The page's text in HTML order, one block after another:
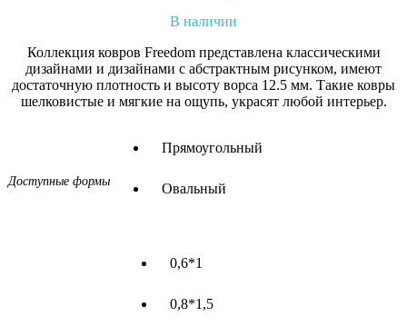
В наличии
Коллекция ковров Freedom представлена классическими
дизайнами и дизайнами с абстрактным рисунком, имеют
достаточную плотность и высоту ворса 12.5 мм. Такие ковры
шелковистые и мягкие на ощупь, украсят любой интерьер.
Доступные формы
Прямоугольный
Овальный
0,6*1
0,8*1,5